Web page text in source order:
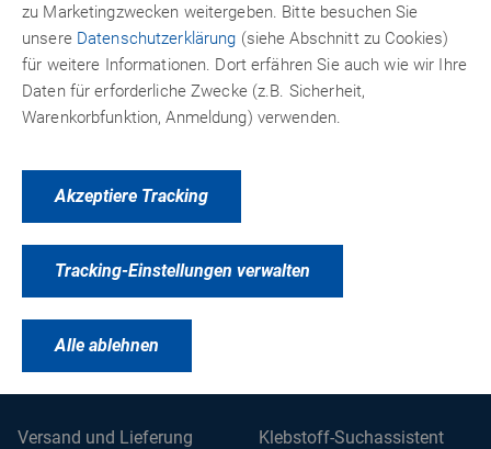
KEINE NEWS MEHR VERPASSEN &
UNSEREN NEWSLETTER
ABONNIEREN!
Abonnieren
Klebstoff-Suchassistent
Versand und Lieferung
zu Marketingzwecken weitergeben. Bitte besuchen Sie
unsere Datenschutzerklärung (siehe Abschnitt zu Cookies)
für weitere Informationen. Dort erfähren Sie auch wie wir Ihre
Daten für erforderliche Zwecke (z.B. Sicherheit,
Warenkorbfunktion, Anmeldung) verwenden.
Akzeptiere Tracking
Tracking-Einstellungen verwalten
Alle ablehnen